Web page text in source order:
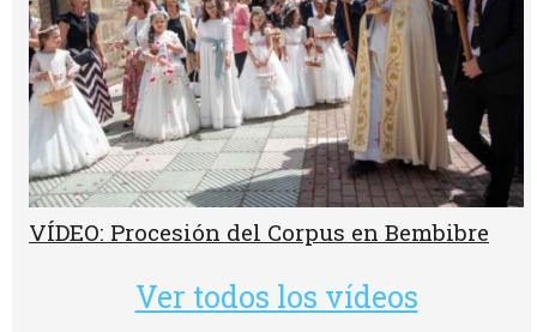
VÍDEO: Procesión del Corpus en Bembibre
Ver todos los vídeos